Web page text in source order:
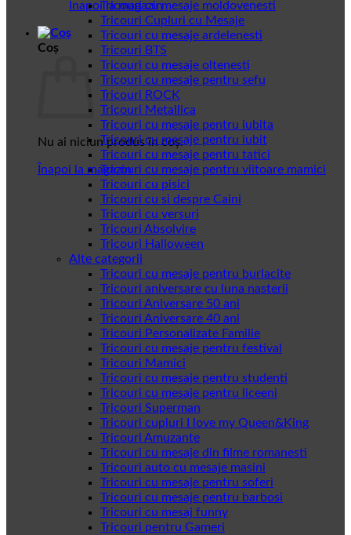
Înapoi la magazin
Coș
Nu ai niciun produs în coș.
Înapoi la magazin
Tricouri cu mesaje moldovenesti
Tricouri Cupluri cu Mesaje
Tricouri cu mesaje ardelenesti
Tricouri BTS
Tricouri cu mesaje oltenesti
Tricouri cu mesaje pentru sefu
Tricouri ROCK
Tricouri Metallica
Tricouri cu mesaje pentru iubita
Tricouri cu mesaje pentru iubit
Tricouri cu mesaje pentru tatici
Tricouri cu mesaje pentru viitoare mamici
Tricouri cu pisici
Tricouri cu si despre Caini
Tricouri cu versuri
Tricouri Absolvire
Tricouri Halloween
Alte categorii
Tricouri cu mesaje pentru burlacite
Tricouri aniversare cu luna nasterii
Tricouri Aniversare 50 ani
Tricouri Aniversare 40 ani
Tricouri Personalizate Familie
Tricouri cu mesaje pentru festival
Tricouri Mamici
Tricouri cu mesaje pentru studenti
Tricouri cu mesaje pentru liceeni
Tricouri Superman
Tricouri cupluri I love my Queen&King
Tricouri Amuzante
Tricouri cu mesaje din filme romanesti
Tricouri auto cu mesaje masini
Tricouri cu mesaje pentru soferi
Tricouri cu mesaje pentru barbosi
Tricouri cu mesaj funny
Tricouri pentru Gameri